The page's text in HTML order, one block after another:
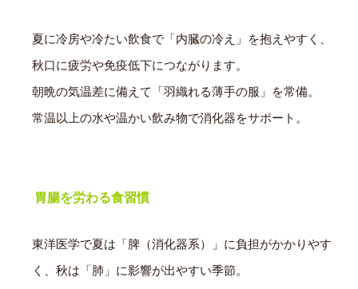
夏に冷房や冷たい飲食で「内臓の冷え」を抱えやすく、
秋口に疲労や免疫低下につながります。
朝晩の気温差に備えて「羽織れる薄手の服」を常備。
常温以上の水や温かい飲み物で消化器をサポート。
胃腸を労わる食習慣
東洋医学で夏は「脾（消化器系）」に負担がかかりやす
く、秋は「肺」に影響が出やすい季節。